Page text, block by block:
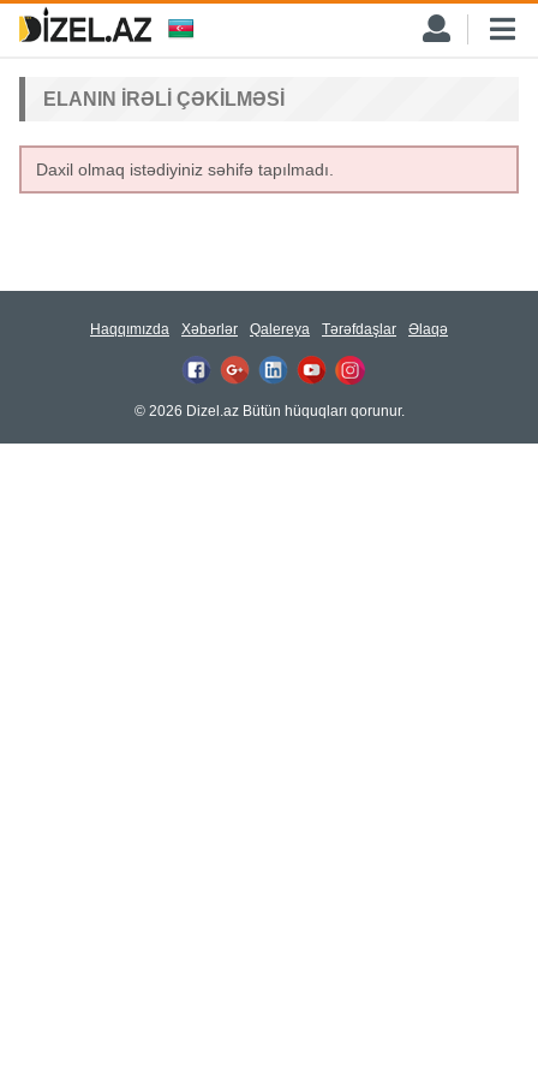
ELANIN IRƏLI ÇƏKILMƏSI
Daxil olmaq istədiyiniz səhifə tapılmadı.
Haqqımızda Xəbərlər Qalereya Tərəfdaşlar Əlaqə
© 2026 Dizel.az Bütün hüquqları qorunur.